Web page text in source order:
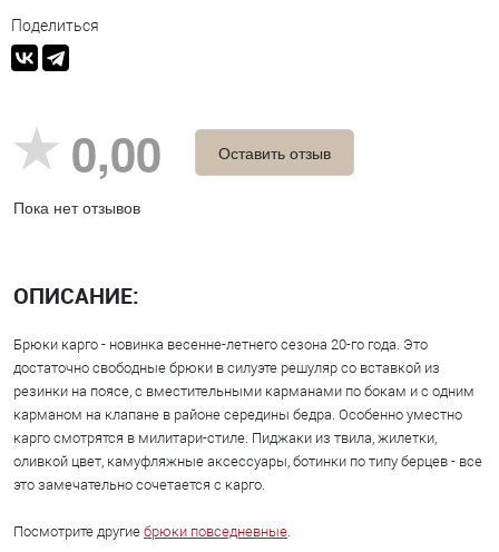
Поделиться
0,00
Пока нет отзывов
Оставить отзыв
ОПИСАНИЕ:
Брюки карго - новинка весенне-летнего сезона 20-го года. Это
достаточно свободные брюки в силуэте решуляр со вставкой из
резинки на поясе, с вместительными карманами по бокам и с одним
карманом на клапане в районе середины бедра. Особенно уместно
карго смотрятся в милитари-стиле. Пиджаки из твила, жилетки,
оливкой цвет, камуфляжные аксессуары, ботинки по типу берцев - все
это замечательно сочетается с карго.
Посмотрите другие брюки повседневные.